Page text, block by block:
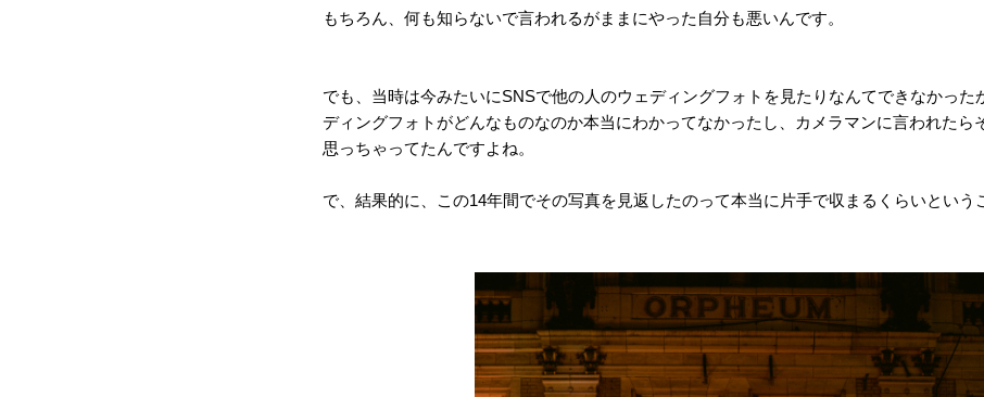
もちろん、何も知らないで言われるがままにやった自分も悪いんです。
でも、当時は今みたいにSNSで他の人のウェディングフォトを見たりなんてできなかった
ディングフォトがどんなものなのか本当にわかってなかったし、カメラマンに言われたら
思っちゃってたんですよね。
で、結果的に、この14年間でその写真を見返したのって本当に片手で収まるくらいという